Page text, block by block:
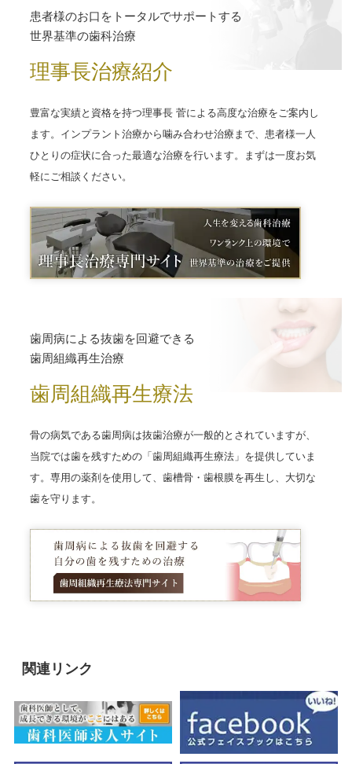
患者様のお口をトータルでサポートする
世界基準の歯科治療
理事長治療紹介
豊富な実績と資格を持つ理事長 菅による高度な治療をご案内し
ます。インプラント治療から噛み合わせ治療まで、患者様一人
ひとりの症状に合った最適な治療を行います。まずは一度お気
軽にご相談ください。
歯周病による抜歯を回避できる
歯周組織再生治療
歯周組織再生療法
骨の病気である歯周病は抜歯治療が一般的とされていますが、
当院では歯を残すための「歯周組織再生療法」を提供していま
す。専用の薬剤を使用して、歯槽骨・歯根膜を再生し、大切な
歯を守ります。
関連リンク